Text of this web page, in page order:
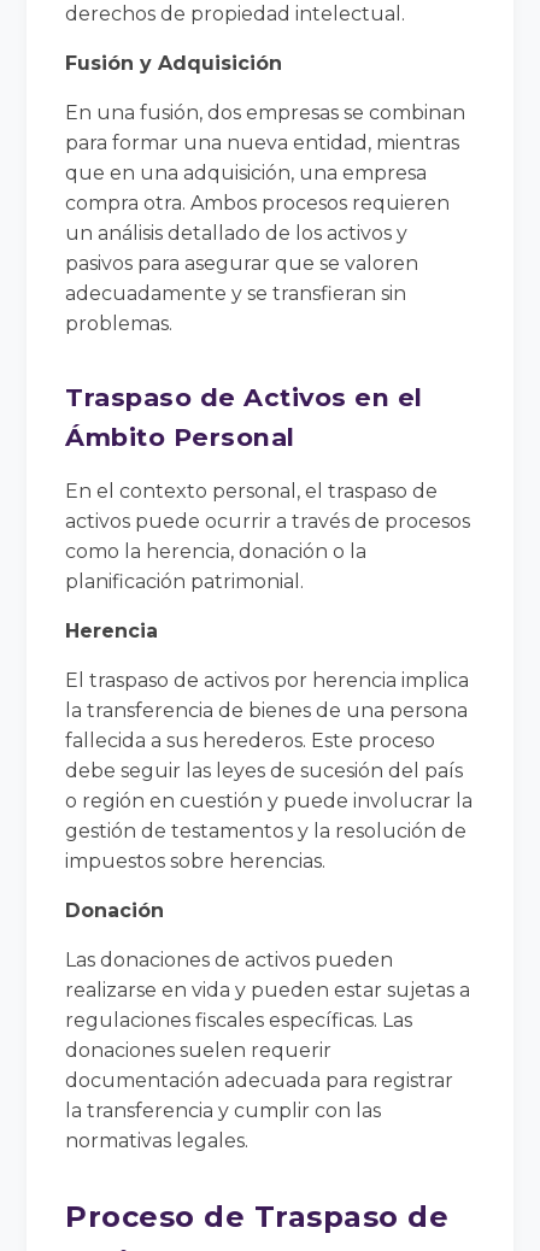
derechos de propiedad intelectual.
Fusión y Adquisición
En una fusión, dos empresas se combinan
para formar una nueva entidad, mientras
que en una adquisición, una empresa
compra otra. Ambos procesos requieren
un análisis detallado de los activos y
pasivos para asegurar que se valoren
adecuadamente y se transfieran sin
problemas.
Traspaso de Activos en el
Ámbito Personal
En el contexto personal, el traspaso de
activos puede ocurrir a través de procesos
como la herencia, donación o la
planificación patrimonial.
Herencia
El traspaso de activos por herencia implica
la transferencia de bienes de una persona
fallecida a sus herederos. Este proceso
debe seguir las leyes de sucesión del país
o región en cuestión y puede involucrar la
gestión de testamentos y la resolución de
impuestos sobre herencias.
Donación
Las donaciones de activos pueden
realizarse en vida y pueden estar sujetas a
regulaciones fiscales específicas. Las
donaciones suelen requerir
documentación adecuada para registrar
la transferencia y cumplir con las
normativas legales.
Proceso de Traspaso de